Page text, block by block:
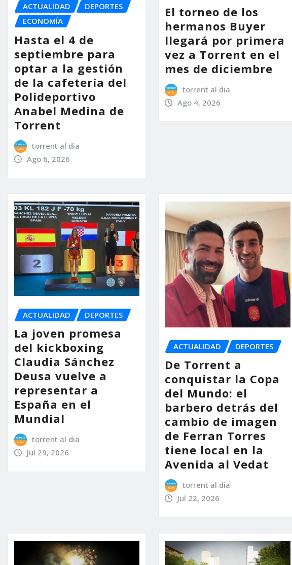
ACTUALIDAD
DEPORTES
ECONOMÍA
Hasta el 4 de
septiembre para
optar a la gestión
de la cafetería del
Polideportivo
Anabel Medina de
Torrent
torrent al dia
Ago 6, 2026
El torneo de los
hermanos Buyer
llegará por primera
vez a Torrent en el
mes de diciembre
torrent al dia
Ago 4, 2026
ACTUALIDAD DEPORTES
La joven promesa
del kickboxing
Claudia Sánchez
Deusa vuelve a
representar a
España en el
Mundial
torrent al dia
Jul 29, 2026
ACTUALIDAD DEPORTES
De Torrent a
conquistar la Copa
del Mundo: el
barbero detrás del
cambio de imagen
de Ferran Torres
tiene local en la
Avenida al Vedat
torrent al dia
Jul 22, 2026